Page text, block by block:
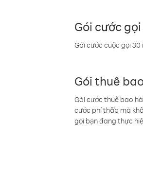
Gói cước
Gói cước cuộc gọi
Gói thuê
Gói cước thuê bao
cước phí thấp mà
gọi bạn đang thực